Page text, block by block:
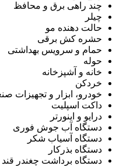
چند راهی برق و محافظ
چیلر
حالت دهنده مو
حشره کش برقی
حمام و سرویس بهداشتی
حوله
خانه و آشپزخانه
خردکن
خودرو، ابزار و تجهیزات
داکت اسپلیت
درایو و اینورتر
دستگاه آب جوش فوری
دستگاه آسیاب شکر
دستگاه بذرکار
دستگاه برداشت چغندر قند